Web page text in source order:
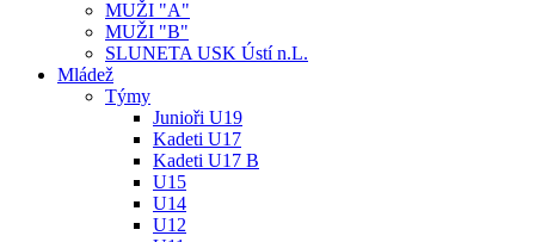
MUŽI "A"
MUŽI "B"
SLUNETA USK Ústí n.L.
Mládež
Týmy
Junioři U19
Kadeti U17
Kadeti U17 B
U15
U14
U12